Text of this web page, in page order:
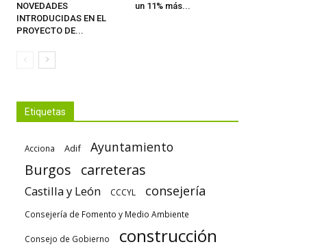
NOVEDADES
INTRODUCIDAS EN EL
PROYECTO DE...
un 11% más...
Etiquetas
Acciona Adif Ayuntamiento
Burgos carreteras
Castilla y León CCCYL consejería
Consejería de Fomento y Medio Ambiente
Consejo de Gobierno construcción